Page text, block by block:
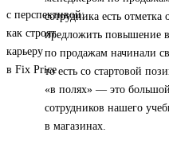
сотрудника есть
предложить повышение
по продажам начинали
то есть со стартовой
«в полях» — это
сотрудников нашего
в магазинах.